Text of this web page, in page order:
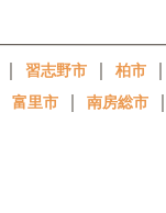
｜ 習志野市 ｜ 柏市 ｜
富里市 ｜ 南房総市 ｜